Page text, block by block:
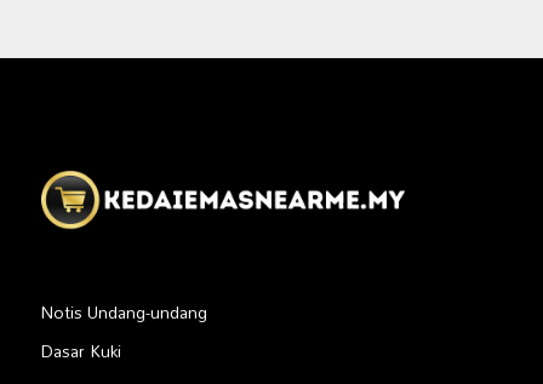
Notis Undang-undang
Dasar Kuki